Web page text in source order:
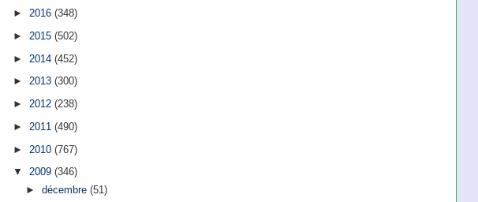
►2016(348)
► 2015(502)
► 2014(452)
►2013(300)
►2012(238)
► 2011(490)
► 2010(767)
▼2009(346)
► décembre (51)